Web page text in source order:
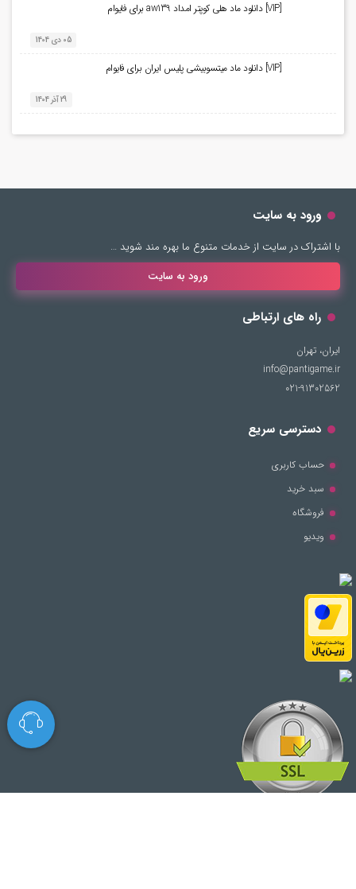
[VIP] دانلود ماد هلی کوپتر امداد aw139 برای فایوام
05 دی 1404
[VIP] دانلود ماد میتسوبیشی پلیس ایران برای فایوام
29 آذر 1404
ورود به سایت
با اشتراک در سایت از خدمات متنوع ما بهره مند شوید …
ورود به سایت
راه های ارتباطی
ایران، تهران
info@pantigame.ir
021-91302562
دسترسی سریع
حساب کاربری
سبد خرید
فروشگاه
ویدیو